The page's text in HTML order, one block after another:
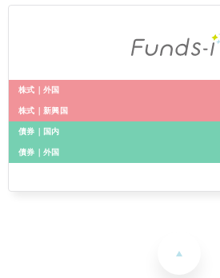
株式｜外国
Funds-i 外国株式
株式｜新興国
債券｜国内
Funds-i 国内債券
債券｜外国